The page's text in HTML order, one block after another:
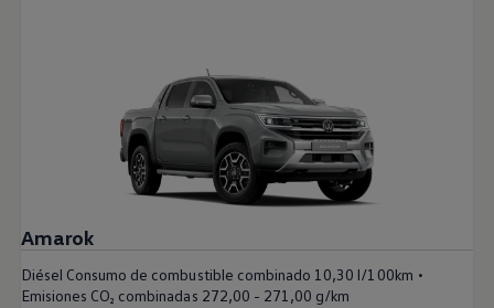
Amarok
Diésel Consumo de combustible combinado 10,30 l/100km •
Emisiones CO₂ combinadas 272,00 - 271,00 g/km